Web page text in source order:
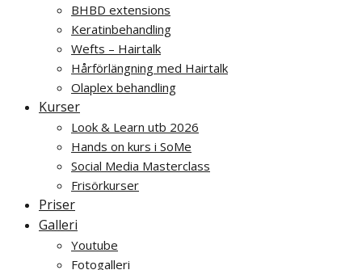
BHBD extensions
Keratinbehandling
Wefts – Hairtalk
Hårförlängning med Hairtalk
Olaplex behandling
Kurser
Look & Learn utb 2026
Hands on kurs i SoMe
Social Media Masterclass
Frisörkurser
Priser
Galleri
Youtube
Fotogalleri